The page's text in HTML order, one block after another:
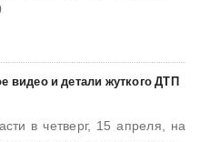
видео и детали жуткого ДТП
в четверг, 15 апреля, на